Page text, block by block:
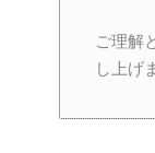
ご理解
し上げ